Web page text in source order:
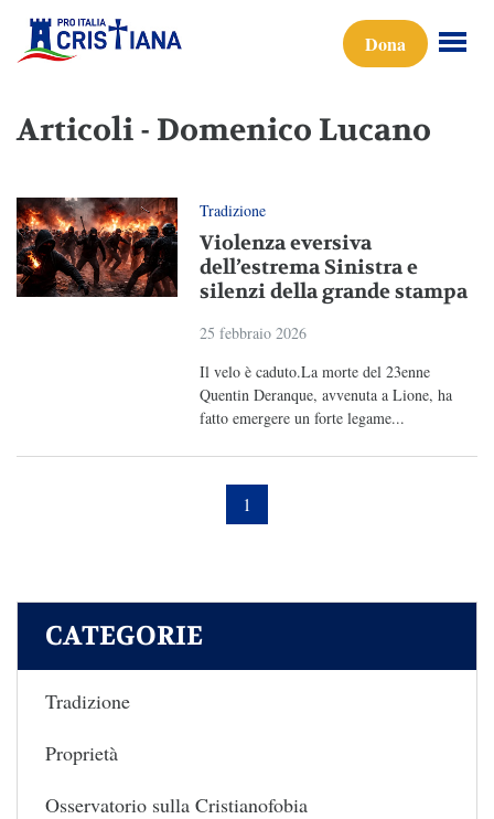
Dona
Articoli - Domenico Lucano
Tradizione
Violenza eversiva
dell’estrema Sinistra e
silenzi della grande stampa
25 febbraio 2026
Il velo è caduto.La morte del 23enne
Quentin Deranque, avvenuta a Lione, ha
fatto emergere un forte legame...
1
CATEGORIE
Tradizione
Proprietà
Osservatorio sulla Cristianofobia